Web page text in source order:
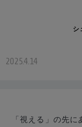
シ
2025.4.14
「視える」の先